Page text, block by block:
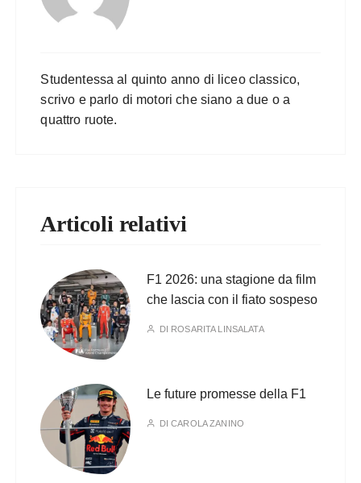
Studentessa al quinto anno di liceo classico,
scrivo e parlo di motori che siano a due o a
quattro ruote.
Articoli relativi
F1 2026: una stagione da film
che lascia con il fiato sospeso
DI ROSARITA LINSALATA
Le future promesse della F1
DICAROLA ZANINO